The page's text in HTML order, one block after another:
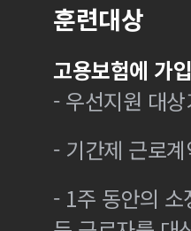
훈련대상
고용보험에 가
- 우선지원 대
- 기간제 근로
- 1주 동안의